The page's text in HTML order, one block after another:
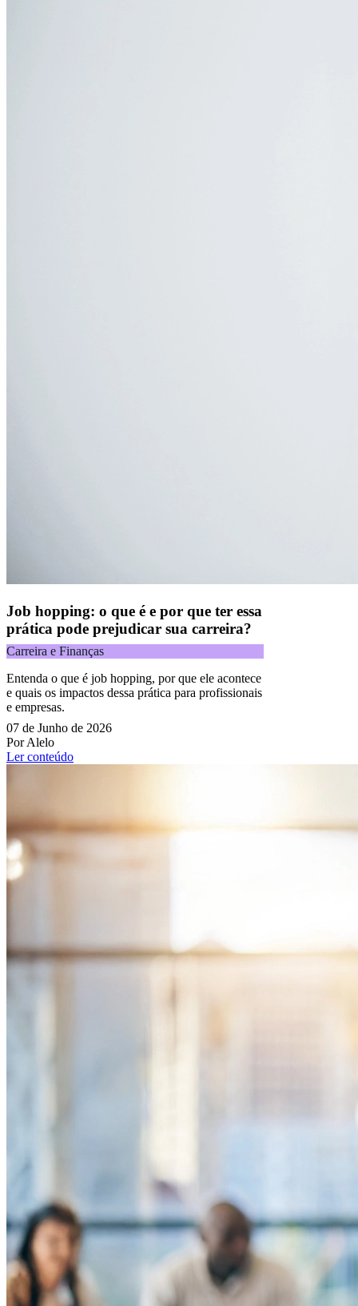
Job hopping: o que é e por que ter essa
prática pode prejudicar sua carreira?
Carreira e Finanças
Entenda o que é job hopping, por que ele acontece
e quais os impactos dessa prática para profissionais
e empresas.
07 de Junho de 2026
Por Alelo
Ler conteúdo